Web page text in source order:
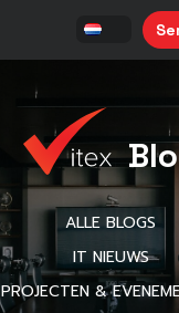
ALLE BLOGS
IT NIEUWS
PROJECTEN &